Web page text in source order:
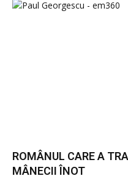
ROMÂNUL CARE A
MÂNECII ÎNOT